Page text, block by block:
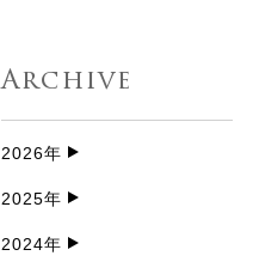
Archive
2026年
2025年
2024年